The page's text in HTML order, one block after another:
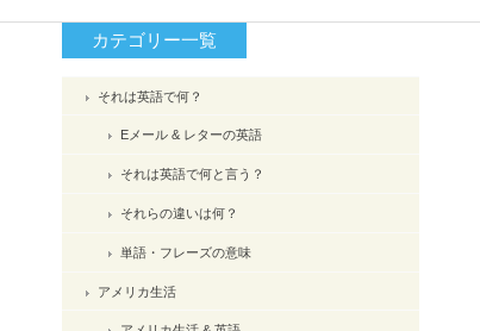
カテゴリー一覧
それは英語で何？
Eメール & レターの英語
それは英語で何と言う？
それらの違いは何？
単語・フレーズの意味
アメリカ生活